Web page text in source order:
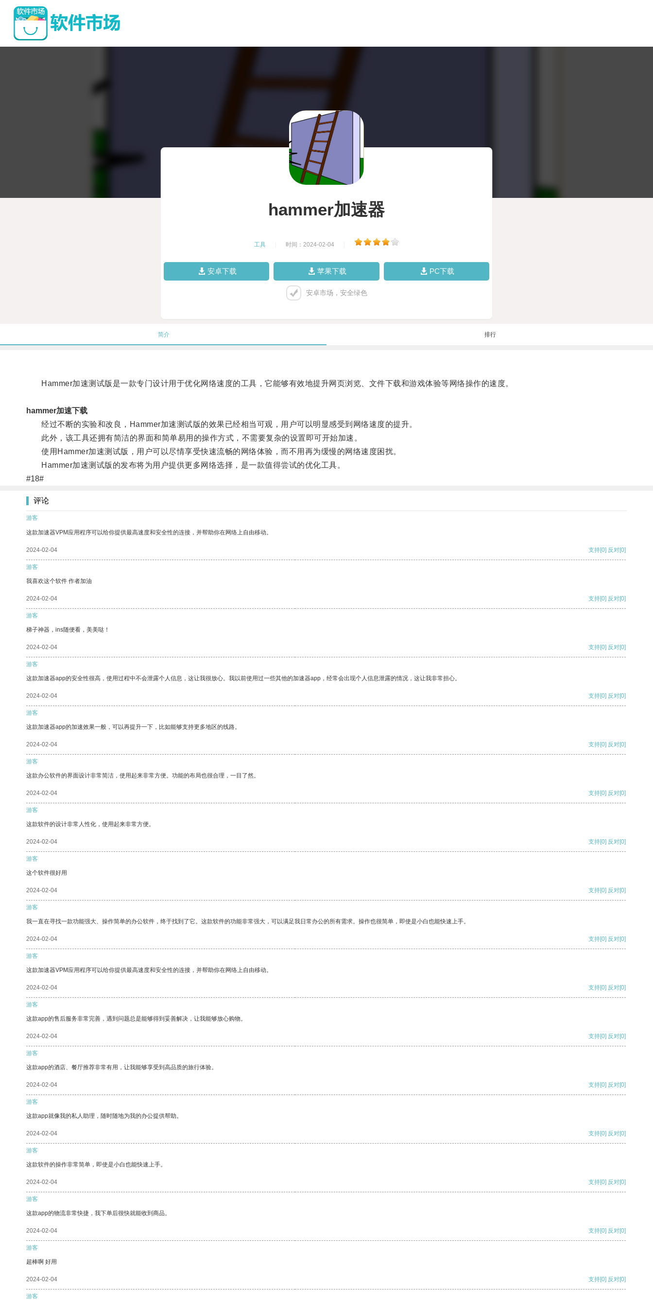
hammer加速器
工具 时间：2024-02-04
安卓下载 苹果下载 PC下载
安卓市场，安全绿色
简介 排行
Hammer加速测试版是一款专门设计用于优化网络速度的工具，它能够有效地提升网页浏览、文件下载和游戏体验等网络操作的速度。
hammer加速下载
经过不断的实验和改良，Hammer加速测试版的效果已经相当可观，用户可以明显感受到网络速度的提升。
此外，该工具还拥有简洁的界面和简单易用的操作方式，不需要复杂的设置即可开始加速。
使用Hammer加速测试版，用户可以尽情享受快速流畅的网络体验，而不用再为缓慢的网络速度困扰。
Hammer加速测试版的发布将为用户提供更多网络选择，是一款值得尝试的优化工具。
#18#
评论
游客
这款加速器VPM应用程序可以给你提供最高速度和安全性的连接，并帮助你在网络上自由移动。
2024-02-04 支持[0] 反对[0]
游客
我喜欢这个软件 作者加油
2024-02-04 支持[0] 反对[0]
游客
梯子神器，ins随便看，美美哒！
2024-02-04 支持[0] 反对[0]
游客
这款加速器app的安全性很高，使用过程中不会泄露个人信息，这让我很放心。我以前使用过一些其他的加速器app，经常会出现个人信息泄露的情况，这让我非常担心。
2024-02-04 支持[0] 反对[0]
游客
这款加速器app的加速效果一般，可以再提升一下，比如能够支持更多地区的线路。
2024-02-04 支持[0] 反对[0]
游客
这款办公软件的界面设计非常简洁，使用起来非常方便。功能的布局也很合理，一目了然。
2024-02-04 支持[0] 反对[0]
游客
这款软件的设计非常人性化，使用起来非常方便。
2024-02-04 支持[0] 反对[0]
游客
这个软件很好用
2024-02-04 支持[0] 反对[0]
游客
我一直在寻找一款功能强大、操作简单的办公软件，终于找到了它。这款软件的功能非常强大，可以满足我日常办公的所有需求。操作也很简单，即使是小白也能快速上手。
2024-02-04 支持[0] 反对[0]
游客
这款加速器VPM应用程序可以给你提供最高速度和安全性的连接，并帮助你在网络上自由移动。
2024-02-04 支持[0] 反对[0]
游客
这款app的售后服务非常完善，遇到问题总是能够得到妥善解决，让我能够放心购物。
2024-02-04 支持[0] 反对[0]
游客
这款app的酒店、餐厅推荐非常有用，让我能够享受到高品质的旅行体验。
2024-02-04 支持[0] 反对[0]
游客
这款app就像我的私人助理，随时随地为我的办公提供帮助。
2024-02-04 支持[0] 反对[0]
游客
这款软件的操作非常简单，即使是小白也能快速上手。
2024-02-04 支持[0] 反对[0]
游客
这款app的物流非常快捷，我下单后很快就能收到商品。
2024-02-04 支持[0] 反对[0]
游客
超棒啊 好用
2024-02-04 支持[0] 反对[0]
游客